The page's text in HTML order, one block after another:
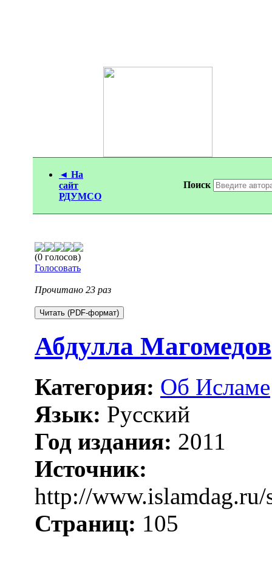
◄ На
сайт
РДУМСО
Поиск
(0 голосов)
Голосовать
Прочитано 23 раз
Читать (PDF-формат)
Абдулла Магомедов
Категория: Об Исламе
Язык: Русский
Год издания: 2011
Источник:
http://
Страниц: 105